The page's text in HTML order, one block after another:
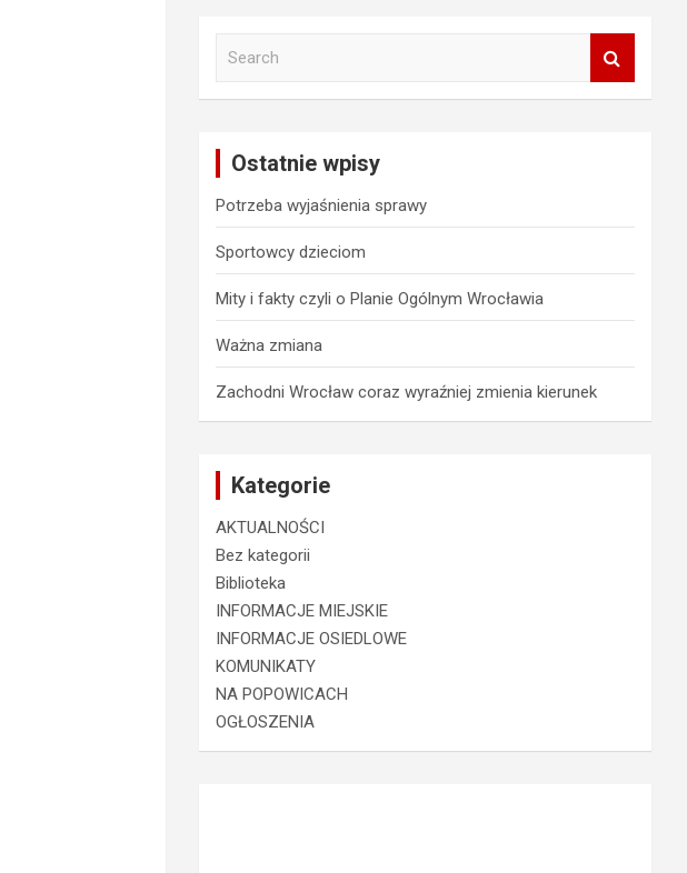
Ostatnie wpisy
Potrzeba wyjaśnienia sprawy
Sportowcy dzieciom
Mity i fakty czyli o Planie Ogólnym Wrocławia
Ważna zmiana
Zachodni Wrocław coraz wyraźniej zmienia kierunek
Kategorie
AKTUALNOŚCI
Bez kategorii
Biblioteka
INFORMACJE MIEJSKIE
INFORMACJE OSIEDLOWE
KOMUNIKATY
NA POPOWICACH
OGŁOSZENIA